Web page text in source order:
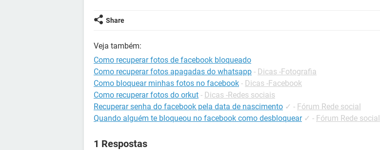
Share
Veja também:
Como recuperar fotos de facebook bloqueado
Como recuperar fotos apagadas do whatsapp - Dicas -Fotografia
Como bloquear minhas fotos no facebook - Dicas -Facebook
Como recuperar fotos do orkut - Dicas -Redes sociais
Recuperar senha do facebook pela data de nascimento ✓ - Fórum Rede social
Quando alguém te bloqueou no facebook como desbloquear ✓ - Fórum Rede social
1 Respostas